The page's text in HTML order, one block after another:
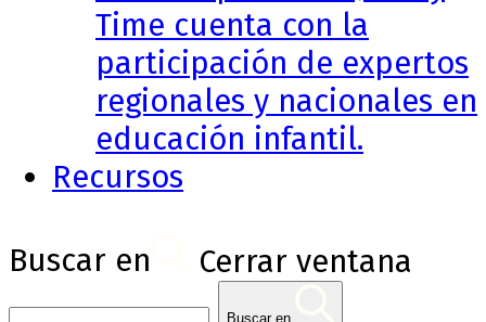
Time cuenta con la
participación de expertos
regionales y nacionales en
educación infantil.
Recursos
Buscar en Cerrar ventana
Buscar en